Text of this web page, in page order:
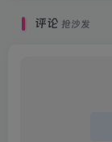
评论 抢沙发